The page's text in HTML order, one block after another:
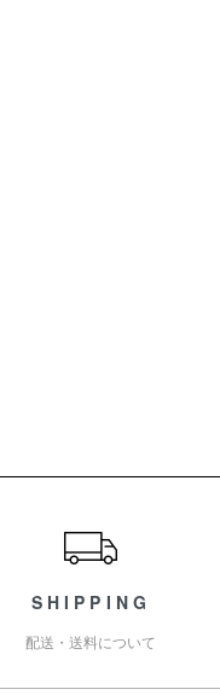
SHIPPING
配送・送料について